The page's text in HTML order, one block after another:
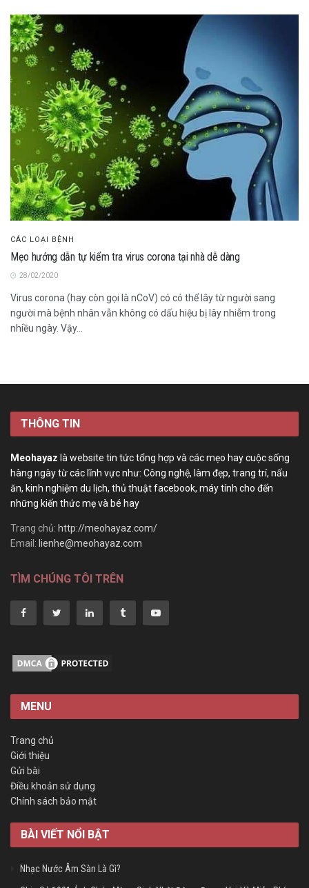
CÁC LOẠI BỆNH
Mẹo hướng dẫn tự kiểm tra virus corona tại nhà dễ dàng
28/02/2020
Virus corona (hay còn gọi là nCoV) có có thể lây từ người sang
người mà bệnh nhân vẫn không có dấu hiệu bị lây nhiễm trong
nhiều ngày. Vậy...
THÔNG TIN
Meohayaz là website tin tức tổng hợp và các mẹo hay cuộc sống
hàng ngày từ các lĩnh vực như: Công nghệ, làm đẹp, trang trí, nấu
ăn, kinh nghiệm du lịch, thủ thuật facebook, máy tính cho đến
những kiến thức mẹ và bé hay
Trang chủ: http://meohayaz.com/
Email: lienhe@meohayaz.com
TÌM CHÚNG TÔI TRÊN
MENU
Trang chủ
Giới thiệu
Gửi bài
Điều khoản sử dụng
Chính sách bảo mật
BÀI VIẾT NỔI BẬT
Nhạc Nước Âm Sàn Là Gì?